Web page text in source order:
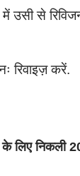
उसी से
रिवाइज़ करें.
निकली